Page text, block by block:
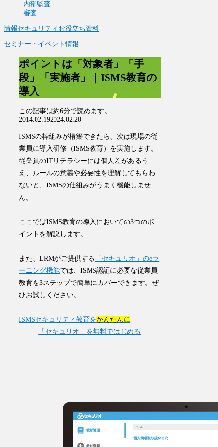
内部監査
審査
情報セキュリティお役立ち資料
セミナー・イベント情報
ポイントは「対象者」「手
段」「実施者」｜ISMS教育の
導入
この記事は約6分で読めます。
2014.02.192024.02.20
ISMSの枠組みが構築できたら、次は現場の従
業員に導入研修（ISMS教育）を実施します。
従業員のITリテラシーには個人差があるう
え、ルールの意義や必要性を理解してもらわ
ないと、ISMSの仕組みがうまく機能しませ
ん。
ここではISMS教育の導入においての3つのポ
イントを解説します。
また、LRMがご提供する 「セキュリオ」のeラ
ーニング機能では、ISMS認証に必要な従業員
教育を3ステップで簡単にカバーできます。ぜ
ひお試しください。
ISMSセキュリティ教育をかんたんに
「セキュリオ」を無料ではじめる